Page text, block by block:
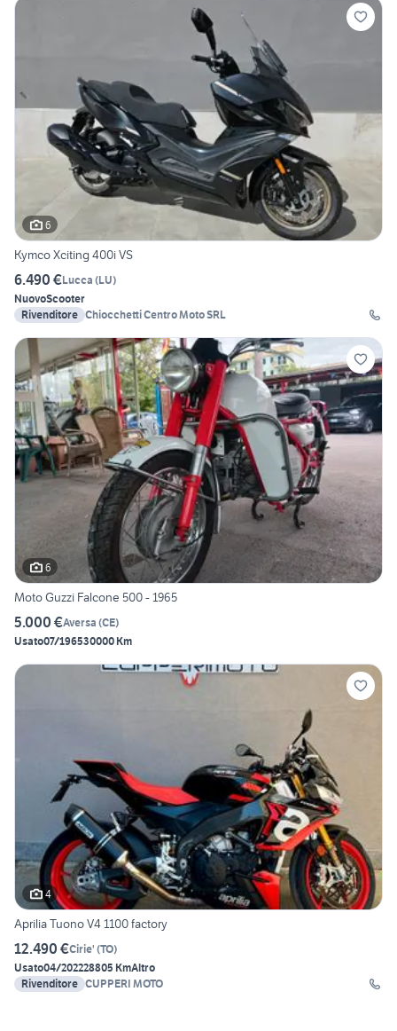
6
Kymco Xciting 400i VS
6.490 €Lucca (LU)
NuovoScooter
Rivenditore Chiocchetti Centro Moto SRL
6
Moto Guzzi Falcone 500 - 1965
5.000 €Aversa (CE)
Usato07/196530000 Km
4
Aprilia Tuono V4 1100 factory
12.490 €Cirie' (TO)
Usato04/202228805 KmAltro
Rivenditore CUPPERI MOTO